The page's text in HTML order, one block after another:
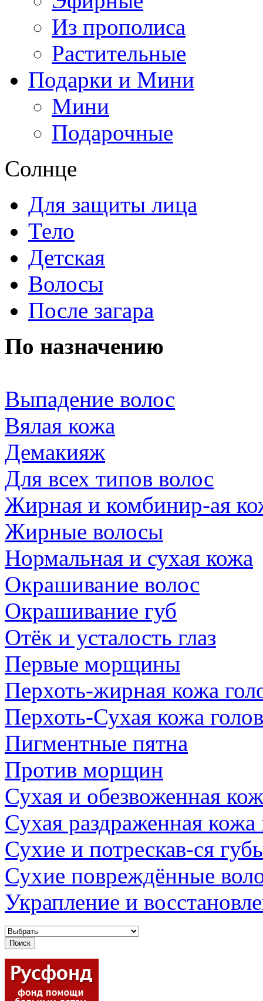
Из прополиса
Растительные
Подарки и Мини
Мини
Подарочные
Солнце
Для защиты лица
Тело
Детская
Волосы
После загара
По назначению
Выпадение волос
Вялая кожа
Демакияж
Для всех типов волос
Жирная и комбинир-ая
Жирные волосы
Нормальная и сухая кожа
Окрашивание волос
Окрашивание губ
Отёк и усталость глаз
Первые морщины
Перхоть-жирная кожа
Перхоть-Сухая кожа
Пигментные пятна
Против морщин
Сухая и обезвоженная
Сухая раздраженная кожа
Сухие и потрескав-ся
Сухие повреждённые
Украпление и